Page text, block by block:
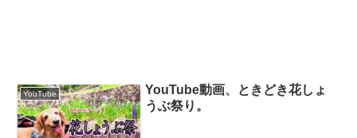
YouTube
YouTube動画、ときどき花しょ
うぶ祭り。